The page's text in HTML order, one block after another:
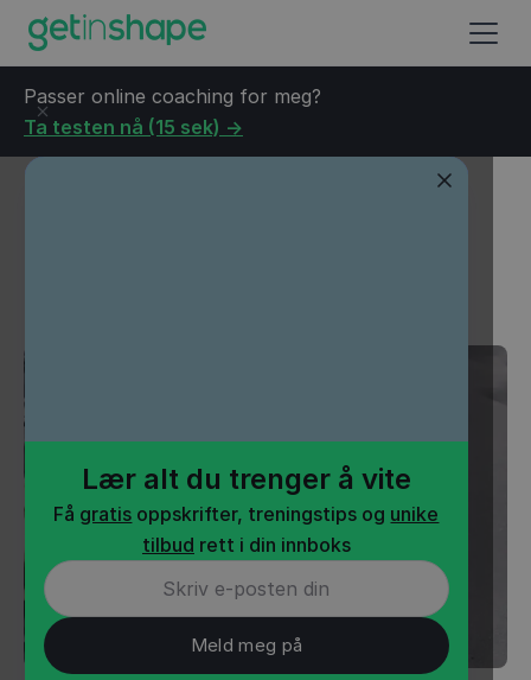
Passer online coaching for meg?
Ta testen nå (15 sek) ->
Lær alt du trenger å vite
Få gratis oppskrifter, treningstips og unike
tilbud rett i din innboks